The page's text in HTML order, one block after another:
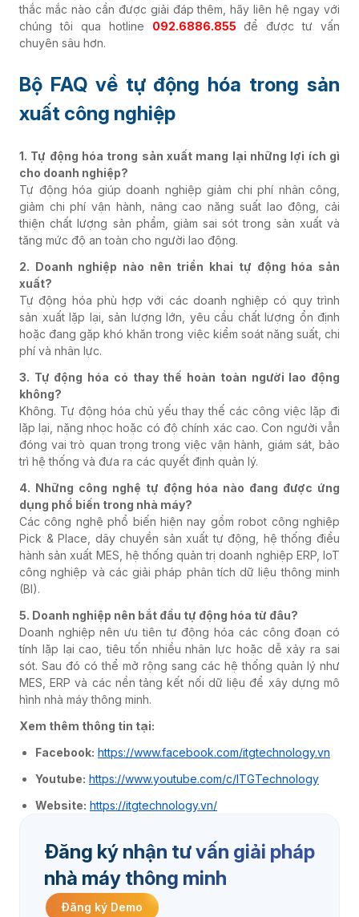
thắc mắc nào cần được giải đáp thêm, hãy liên hệ ngay với
chúng tôi qua hotline 092.6886.855 để được tư vấn
chuyên sâu hơn.
Bộ FAQ về tự động hóa trong sản
xuất công nghiệp
1. Tự động hóa trong sản xuất mang lại những lợi ích gì
cho doanh nghiệp?
Tự động hóa giúp doanh nghiệp giảm chi phí nhân công,
giảm chi phí vận hành, nâng cao năng suất lao động, cải
thiện chất lượng sản phẩm, giảm sai sót trong sản xuất và
tăng mức độ an toàn cho người lao động.
2. Doanh nghiệp nào nên triển khai tự động hóa sản
xuất?
Tự động hóa phù hợp với các doanh nghiệp có quy trình
sản xuất lặp lại, sản lượng lớn, yêu cầu chất lượng ổn định
hoặc đang gặp khó khăn trong việc kiểm soát năng suất, chi
phí và nhân lực.
3. Tự động hóa có thay thế hoàn toàn người lao động
không?
Không. Tự động hóa chủ yếu thay thế các công việc lặp đi
lặp lại, nặng nhọc hoặc có độ chính xác cao. Con người vẫn
đóng vai trò quan trọng trong việc vận hành, giám sát, bảo
trì hệ thống và đưa ra các quyết định quản lý.
4. Những công nghệ tự động hóa nào đang được ứng
dụng phổ biến trong nhà máy?
Các công nghệ phổ biến hiện nay gồm robot công nghiệp
Pick & Place, dây chuyền sản xuất tự động, hệ thống điều
hành sản xuất MES, hệ thống quản trị doanh nghiệp ERP, IoT
công nghiệp và các giải pháp phân tích dữ liệu thông minh
(BI).
5. Doanh nghiệp nên bắt đầu tự động hóa từ đâu?
Doanh nghiệp nên ưu tiên tự động hóa các công đoạn có
tính lặp lại cao, tiêu tốn nhiều nhân lực hoặc dễ xảy ra sai
sót. Sau đó có thể mở rộng sang các hệ thống quản lý như
MES, ERP và các nền tảng kết nối dữ liệu để xây dựng mô
hình nhà máy thông minh.
Xem thêm thông tin tại:
Facebook: https://www.facebook.com/itgtechnology.vn
Youtube: https://www.youtube.com/c/ITGTechnology
Website: https://itgtechnology.vn/
Đăng ký nhận tư vấn giải pháp
nhà máy thông minh
Đăng ký Demo